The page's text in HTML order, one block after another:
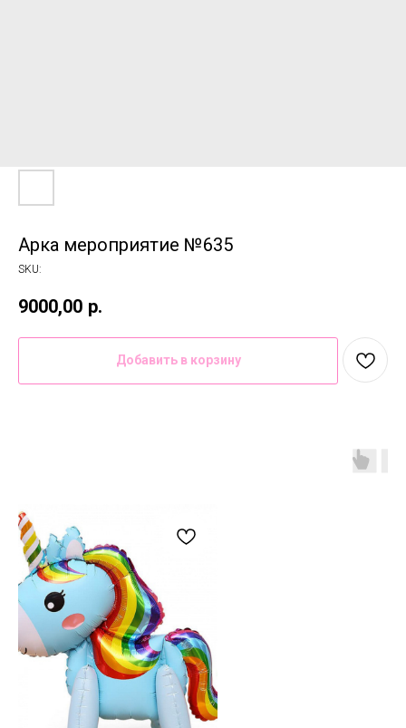
Арка мероприятие №635
SKU:
9000,00 р.
Добавить в корзину